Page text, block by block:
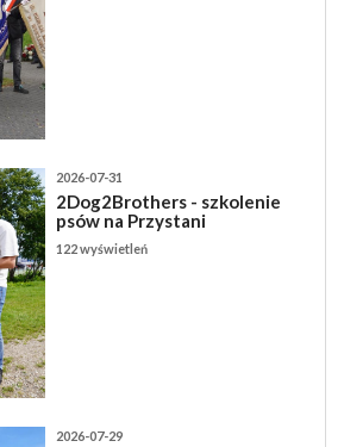
2026-07-31
2Dog2Brothers - szkolenie
psów na Przystani
122 wyświetleń
2026-07-29